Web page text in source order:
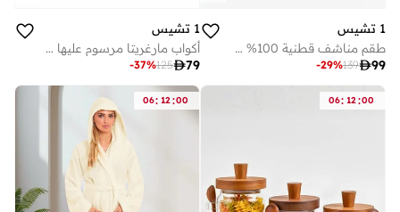
1 تشيس
طقم مناشف قطنية 100% مكون من 10 قطع - 600 جرام/متر مربع، مناشف فاخرة بيضاء للحمام واليدين والغسيل
99
139
-29%
1 تشيس
أكواب مارغريتا مرسوم عليها يدويًا من المجموعة المغربية، بتصميم فلامنغو، سعة 270 مل، طقم من قطعتين، أكواب كوكتيل مزخرفة مصنوعة يدويًا، أكواب ديكور فريدة لطاولة المطبخ
79
125
-37%
06: 12 :00
06: 12 :00